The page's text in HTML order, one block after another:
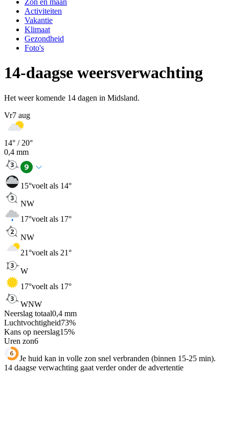
Zon en maan
Activiteiten
Vakantie
Klimaat
Gezondheid
Foto's
14-daagse weersverwachting
Het weer komende 14 dagen in Midsland.
Vr7 aug
14° / 20°
0,4 mm
15°voelt als 14°
NW
17°voelt als 17°
NW
21°voelt als 21°
W
17°voelt als 17°
WNW
Neerslag totaal0,4 mm
Luchtvochtigheid73%
Kans op neerslag15%
Uren zon6
Je huid kan in volle zon snel verbranden (binnen 15-25 min).
14 daagse verwachting gaat verder onder de advertentie